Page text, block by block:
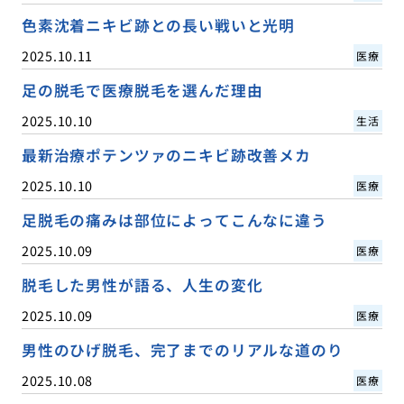
色素沈着ニキビ跡との長い戦いと光明
2025.10.11 医療
足の脱毛で医療脱毛を選んだ理由
2025.10.10 生活
最新治療ポテンツァのニキビ跡改善メカ
2025.10.10 医療
足脱毛の痛みは部位によってこんなに違う
2025.10.09 医療
脱毛した男性が語る、人生の変化
2025.10.09 医療
男性のひげ脱毛、完了までのリアルな道のり
2025.10.08 医療